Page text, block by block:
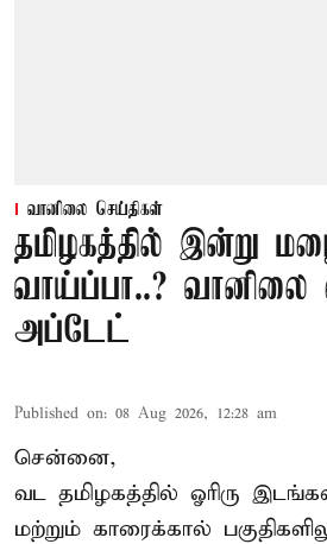
வானிலை செய்திகள்
தமிழகத்தில் இன்று
வாய்ப்பா..?
அப்டேட்
Published on: 08 Aug 2026, 12:28 am
சென்னை,
வட தமிழகத்தில் ஓரிரு
மற்றும் காரைக்கால்